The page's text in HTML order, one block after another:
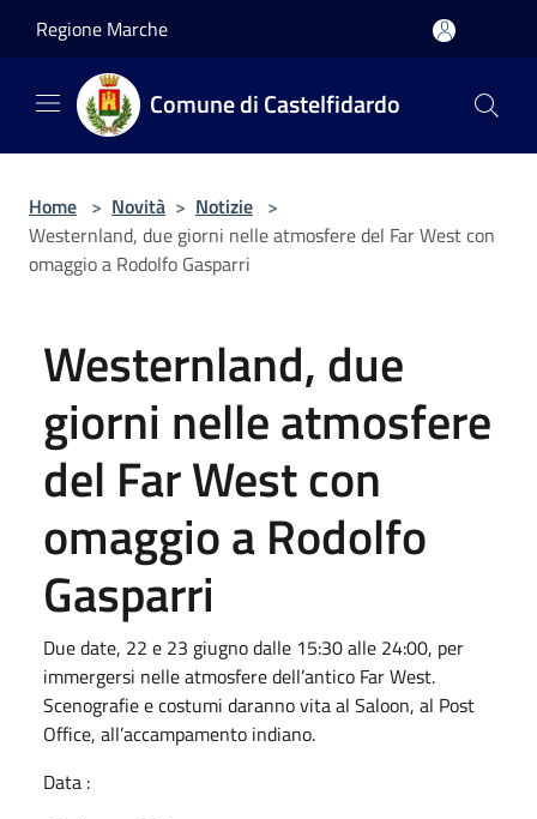
Regione Marche
Comune di Castelfidardo
Home > Novità > Notizie >
Westernland, due giorni nelle atmosfere del Far West con
omaggio a Rodolfo Gasparri
Westernland, due
giorni nelle atmosfere
del Far West con
omaggio a Rodolfo
Gasparri
Due date, 22 e 23 giugno dalle 15:30 alle 24:00, per
immergersi nelle atmosfere dell’antico Far West.
Scenografie e costumi daranno vita al Saloon, al Post
Office, all’accampamento indiano.
Data :